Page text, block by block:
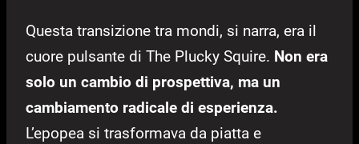
Questa transizione tra mondi, si narra, era il
cuore pulsante di The Plucky Squire. Non era
solo un cambio di prospettiva, ma un
cambiamento radicale di esperienza.
L’epopea si trasformava da piatta e